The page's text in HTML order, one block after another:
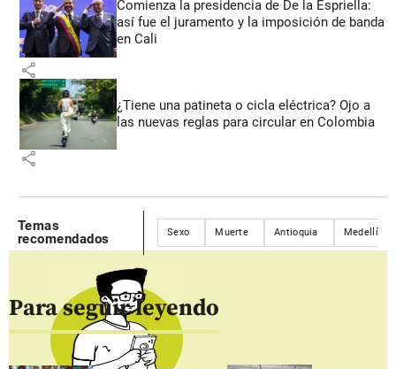
Comienza la presidencia de De la Espriella:
así fue el juramento y la imposición de banda
en Cali
share
¿Tiene una patineta o cicla eléctrica? Ojo a
las nuevas reglas para circular en Colombia
share
Temas
recomendados
Sexo Muerte Antioquia Medellín
Para seguir leyendo